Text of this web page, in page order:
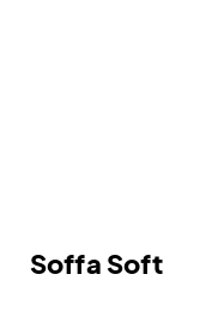
Soffa Soft